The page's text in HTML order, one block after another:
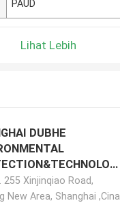
PAUD
Lihat Lebih
DUBHE
profil pabrikan
255 Xinjinqiao Road,
New Area, Shanghai ,Cina